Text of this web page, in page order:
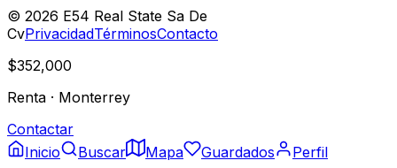
© 2026 E54 Real State Sa De
CvPrivacidadTérminosContacto
$352,000
Renta · Monterrey
Contactar
Inicio
Buscar Mapa Guardados
Perfil